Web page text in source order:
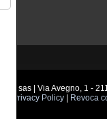
GP sas | Via Avegno, 1 -
Privacy Policy| Revoca